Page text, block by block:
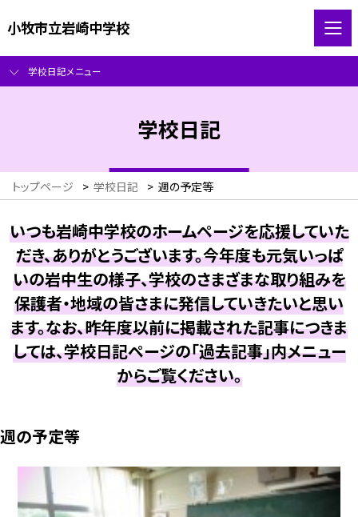
小牧市立岩崎中学校
学校日記メニュー
学校日記
トップページ > 学校日記 > 週の予定等
いつも岩崎中学校のホームページを応援していた
だき、ありがとうございます。今年度も元気いっぱ
いの岩中生の様子、学校のさまざまな取り組みを
保護者・地域の皆さまに発信していきたいと思い
ます。なお、昨年度以前に掲載された記事につきま
しては、学校日記ページの「過去記事」内メニュー
からご覧ください。
週の予定等